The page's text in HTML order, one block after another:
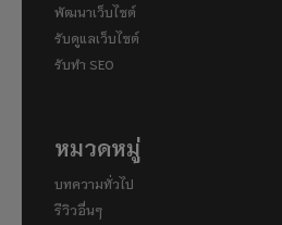
พัฒนาเว็บไซต์
รับดูแลเว็บไซต์
รับทำ SEO
หมวดหมู่
บทความทั่วไป
รีวิวอื่นๆ